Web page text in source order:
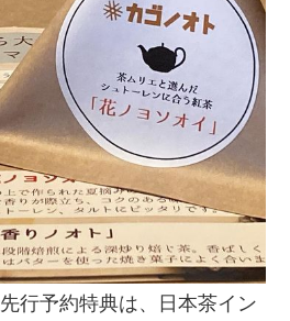
行予約特典は、日本茶イン